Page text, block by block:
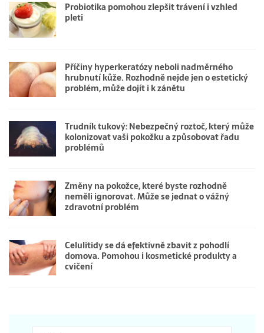
Probiotika pomohou zlepšit trávení i vzhled
pleti
Příčiny hyperkeratózy neboli nadměrného
hrubnutí kůže. Rozhodně nejde jen o estetický
problém, může dojít i k zánětu
Trudník tukový: Nebezpečný roztoč, který může
kolonizovat vaši pokožku a způsobovat řadu
problémů
Změny na pokožce, které byste rozhodně
neměli ignorovat. Může se jednat o vážný
zdravotní problém
Celulitidy se dá efektivně zbavit z pohodlí
domova. Pomohou i kosmetické produkty a
cvičení